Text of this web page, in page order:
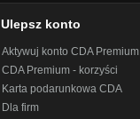
Ulepsz konto
Aktywuj konto CDA Premium
CDA Premium - korzyści
Karta podarunkowa CDA
Dla firm